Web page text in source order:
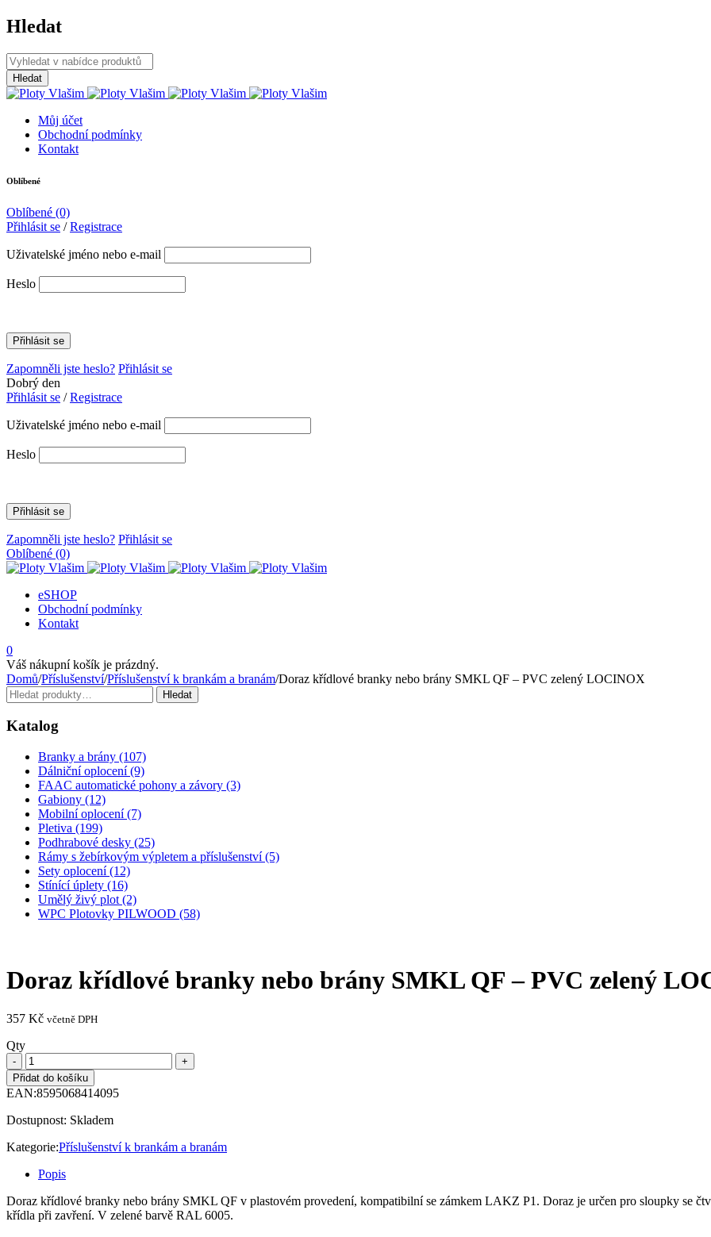
Hledat
Můj účet
Obchodní podmínky
Kontakt
Oblíbené
Oblíbené (0)
Přihlásit se /Registrace
Uživatelské jméno nebo e-mail
Heslo
Zapomněli jste heslo? Přihlásit se
Dobrý den
Přihlásit se /Registrace
Uživatelské jméno nebo e-mail
Heslo
Zapomněli jste heslo? Přihlásit se
Oblíbené (0)
eSHOP
Obchodní podmínky
Kontakt
0
Váš nákupní košík je prázdný.
Domů/Příslušenství/Příslušenství k brankám a branám/Doraz křídlové branky nebo brány SMKL QF – PVC zelený LOCINOX
Hledat:
Hledat
Katalog
Branky a brány (107)
Dálniční oplocení (9)
FAAC automatické pohony a závory (3)
Gabiony (12)
Mobilní oplocení (7)
Pletiva (199)
Podhrabové desky (25)
Rámy s žebírkovým výpletem a příslušenství (5)
Sety oplocení (12)
Stínící úplety (16)
Umělý živý plot (2)
WPC Plotovky PILWOOD (58)
Doraz křídlové branky nebo brány SMKL QF – PVC zelený
357 Kč včetně DPH
Qty
Přidat do košíku
EAN:8595068414095
Dostupnost: Skladem
Kategorie:Příslušenství k brankám a branám
Popis
Doraz křídlové branky nebo brány SMKL QF v plastovém provedení, kompatibilní se zámkem LAKZ P1. Doraz je určen pro sloupky se
křídla při zavření. V zelené barvě RAL 6005.